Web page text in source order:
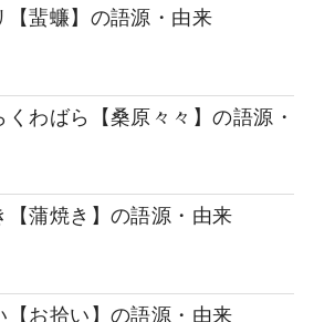
【蜚蠊】の語源・由来
くわばら【桑原々々】の語源・
【蒲焼き】の語源・由来
【お拾い】の語源・由来